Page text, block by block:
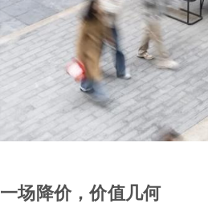
一场降价，价值几何